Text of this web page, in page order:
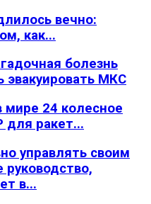
вечно:
как...
болезнь
МКС
24 колесное
для ракет...
управлять своим
в...